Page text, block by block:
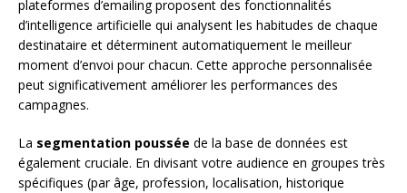
plateformes d’emailing proposent des fonctionnalités
d’intelligence artificielle qui analysent les habitudes de chaque
destinataire et déterminent automatiquement le meilleur
moment d’envoi pour chacun. Cette approche personnalisée
peut significativement améliorer les performances des
campagnes.
La segmentation poussée de la base de données est
également cruciale. En divisant votre audience en groupes très
spécifiques (par âge, profession, localisation, historique